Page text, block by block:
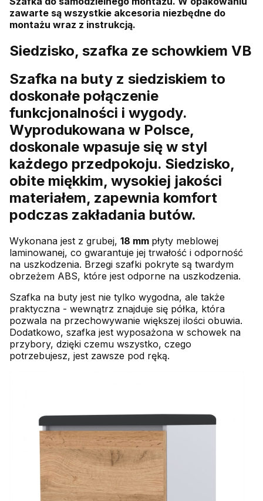
zawarte są wszystkie akcesoria niezbędne do
montażu wraz z instrukcją.
Siedzisko, szafka ze schowkiem VB
Szafka na buty z siedziskiem to
doskonałe połączenie
funkcjonalności i wygody.
Wyprodukowana w Polsce,
doskonale wpasuje się w styl
każdego przedpokoju. Siedzisko,
obite miękkim, wysokiej jakości
materiałem, zapewnia komfort
podczas zakładania butów.
Wykonana jest z grubej, 18 mm płyty meblowej
laminowanej, co gwarantuje jej trwałość i odporność
na uszkodzenia. Brzegi szafki pokryte są twardym
obrzeżem ABS, które jest odporne na uszkodzenia.
Szafka na buty jest nie tylko wygodna, ale także
praktyczna - wewnątrz znajduje się półka, która
pozwala na przechowywanie większej ilości obuwia.
Dodatkowo, szafka jest wyposażona w schowek na
przybory, dzięki czemu wszystko, czego
potrzebujesz, jest zawsze pod ręką.